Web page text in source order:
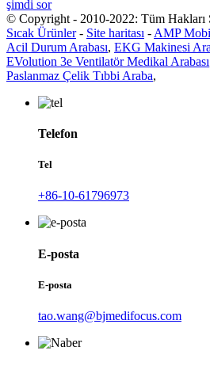
şimdi sor
© Copyright - 2010-2022: Tüm Hakları
Sıcak Ürünler- Site haritası - AMP
Acil Durum Arabası, EKG Makinesi
EVolution 3e Ventilatör Medikal Arabası
Paslanmaz Çelik Tıbbi Araba,
Telefon
Tel
+86-10-61796973
E-posta
E-posta
tao.wang@bjmedifocus.com